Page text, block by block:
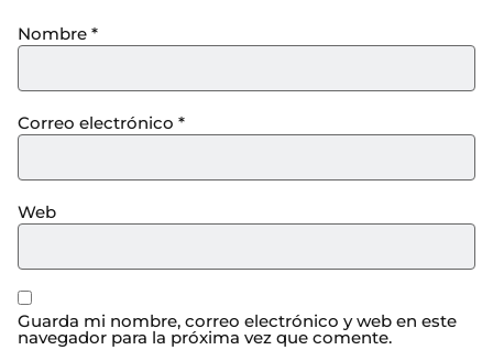
Nombre *
Correo electrónico *
Web
Guarda mi nombre, correo electrónico y web en este
navegador para la próxima vez que comente.